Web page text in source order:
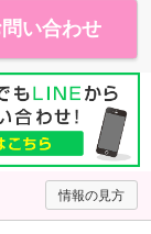
い合わせ
情報の見方